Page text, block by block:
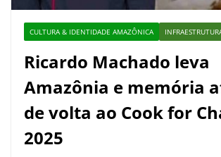
CULTURA & IDENTIDADE AMAZÔNICA
Ricardo Machado leva
Amazônia e memória
de volta ao Cook for
2025